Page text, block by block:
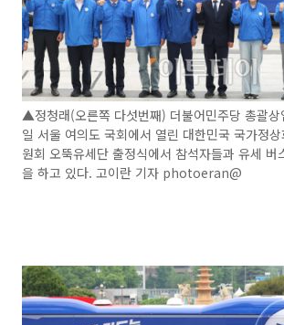
▲정청래(오른쪽 다섯번째) 더불어민주당 총괄상
일 서울 여의도 국회에서 열린 대한민국 국가정
원회 오뚝유세단 출정식에서 참석자들과 유세 버
을 하고 있다. 고이란 기자 photoeran@